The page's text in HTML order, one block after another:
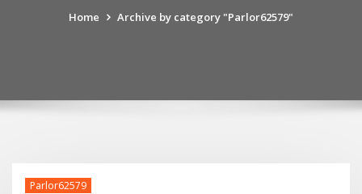
Home Archive by category "Parlor62579"
Parlor62579